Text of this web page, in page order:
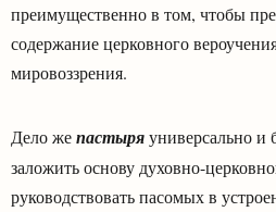
преимущественно в том, чтобы
содержание церковного
мировоззрения.
Дело жепастыряуниверсально и
заложить основу духовно-
руководствовать пасомых в